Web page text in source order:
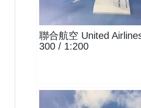
聯合航空 United
300 / 1:200